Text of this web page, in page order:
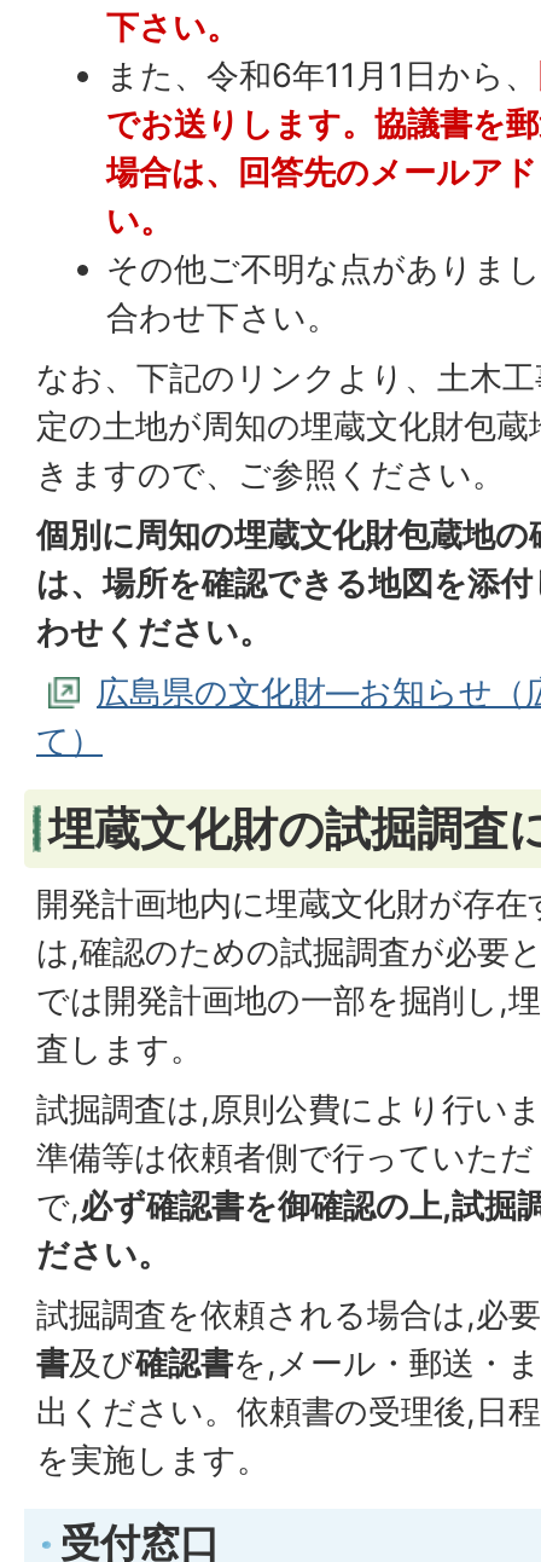
下さい。
また、令和6年11月1日から、
でお送りします。協議書を
場合は、回答先のメールア
い。
その他ご不明な点がありま
合わせ下さい。
なお、下記のリンクより、土木
定の土地が周知の埋蔵文化財包
きますので、ご参照ください。
個別に周知の埋蔵文化財包蔵地
は、場所を確認できる地図を添
わせください。
広島県の文化財―お知らせ（
て）
埋蔵文化財の試掘調査
開発計画地内に埋蔵文化財が存
は,確認のための試掘調査が必要
では開発計画地の一部を掘削し,
査します。
試掘調査は,原則公費により行い
準備等は依頼者側で行っていた
で,必ず確認書を御確認の上,試掘
ださい。
試掘調査を依頼される場合は,必
書及び確認書を,メール・郵送・
出ください。依頼書の受理後,日
を実施します。
受付窓口